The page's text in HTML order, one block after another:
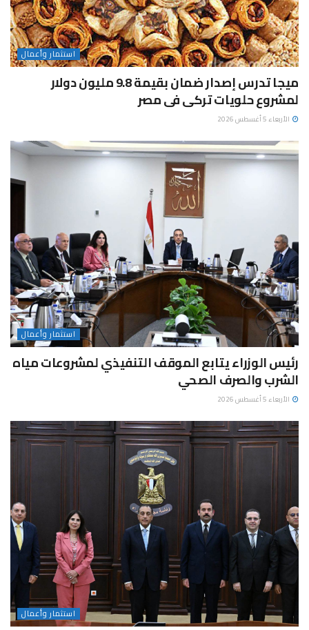
استثمار وأعمال
ميجا تدرس إصدار ضمان بقيمة 9.8 مليون دولار
لمشروع حلويات تركى فى مصر
الأربعاء 5 أغسطس 2026
استثمار وأعمال
رئيس الوزراء يتابع الموقف التنفيذي لمشروعات مياه
الشرب والصرف الصحي
الأربعاء 5 أغسطس 2026
استثمار وأعمال